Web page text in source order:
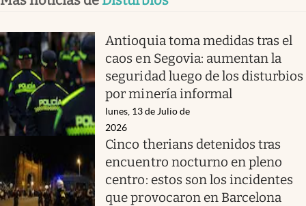
Antioquia toma medidas tras el
caos en Segovia: aumentan la
seguridad luego de los disturbios
por minería informal
lunes, 13 de Julio de
2026
Cinco therians detenidos tras
encuentro nocturno en pleno
centro: estos son los incidentes
que provocaron en Barcelona